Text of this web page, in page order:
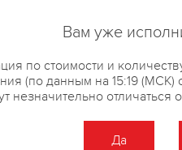
Вам уже
по стоимости и
(по данным на 15:19
незначительно отличаться
Да